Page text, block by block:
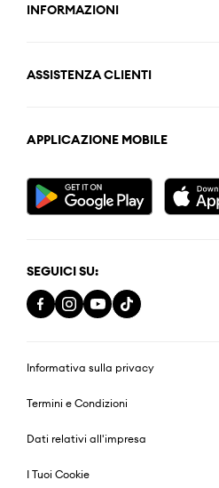
INFORMAZIONI
ASSISTENZA CLIENTI
APPLICAZIONE MOBILE
SEGUICI SU:
Informativa sulla privacy
Termini e Condizioni
Dati relativi all'impresa
I Tuoi Cookie